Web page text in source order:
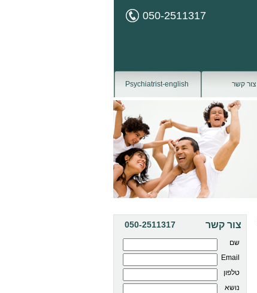
050-2511317
צור קשר Psychiatrist-english
050-2511317 צור קשר
שם
Email
טלפון
נושא